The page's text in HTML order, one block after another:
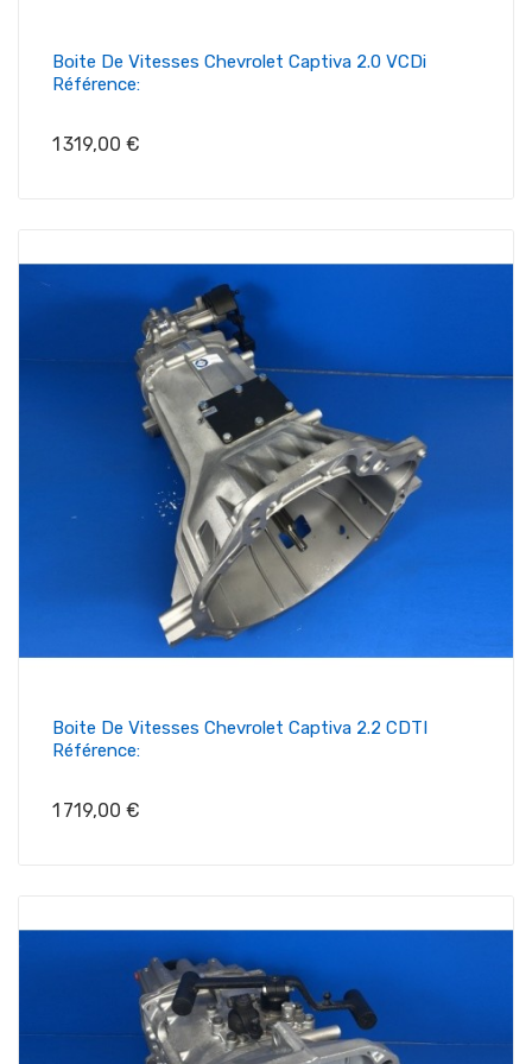
Boite De Vitesses Chevrolet Captiva 2.0 VCDi
Référence:
Prix
1 319,00 €
Boite De Vitesses Chevrolet Captiva 2.2 CDTI
Référence:
Prix
1 719,00 €